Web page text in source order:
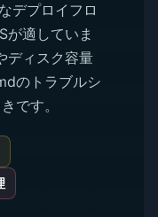
デプロイフロ
適していま
ディスク容量
のトラブルシ
です。